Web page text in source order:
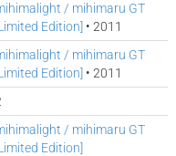
/ mihimaru GT
Edition] • 2011
/ mihimaru GT
Edition] • 2011
/ mihimaru GT
Edition]